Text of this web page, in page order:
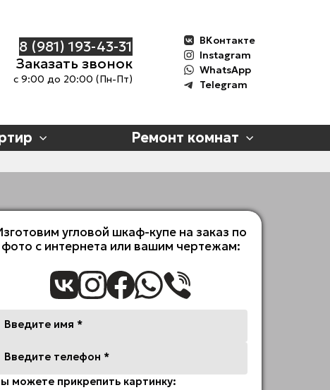
8 (981) 193-43-31
Заказать звонок
с 9:00 до 20:00 (Пн-Пт)
ВКонтакте
Instagram
WhatsApp
Telegram
Ремонт комнат
угловой шкаф-купе на заказ по
фото с интернета или вашим чертежам:
Введите имя *
Введите телефон *
можете прикрепить картинку: